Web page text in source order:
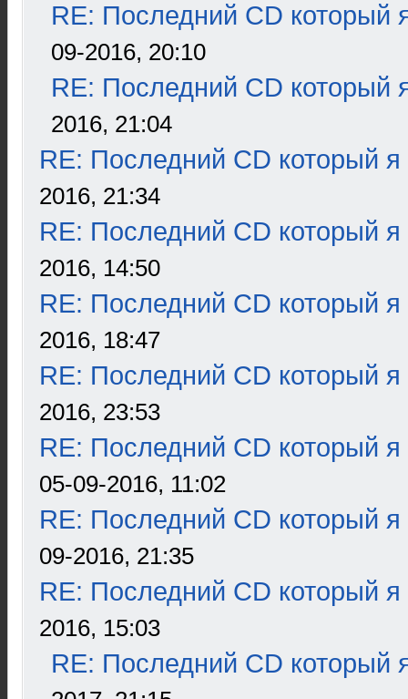
RE: Последний CD который
09-2016, 20:10
RE: Последний CD который
2016, 21:04
RE: Последний CD который я
2016, 21:34
RE: Последний CD который я
2016, 14:50
RE: Последний CD который я
2016, 18:47
RE: Последний CD который я
2016, 23:53
RE: Последний CD который я
05-09-2016, 11:02
RE: Последний CD который я
09-2016, 21:35
RE: Последний CD который я
2016, 15:03
RE: Последний CD который